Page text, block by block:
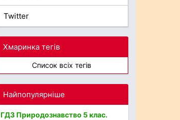
Twitter
Хмаринка тегів
Список всіх тегів
Найпопулярніше
ГДЗ Природознавство 5 клас.